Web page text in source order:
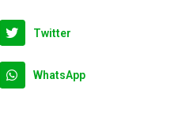
Twitter
WhatsApp